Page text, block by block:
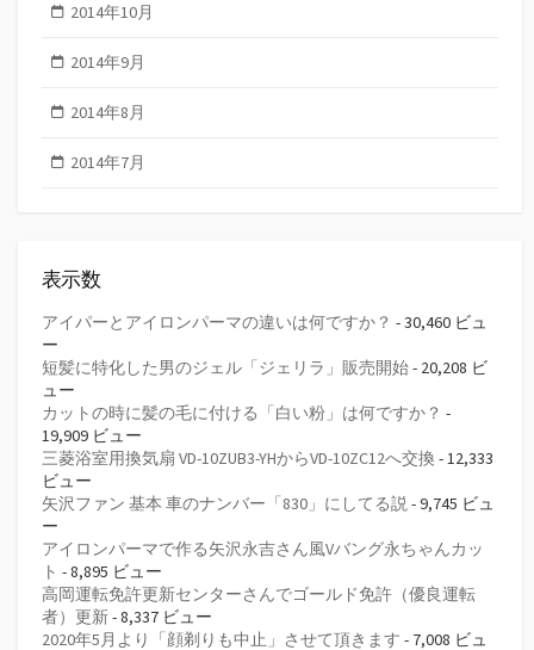
2014年10月
2014年9月
2014年8月
2014年7月
表示数
アイパーとアイロンパーマの違いは何ですか？ - 30,460 ビュ
ー
短髪に特化した男のジェル「ジェリラ」販売開始- 20,208 ビ
ュー
カットの時に髪の毛に付ける「白い粉」は何ですか？ -
19,909 ビュー
三菱浴室用換気扇 VD-10ZUB3-YHからVD-10ZC12へ交換 - 12,333
ビュー
矢沢ファン 基本 車のナンバー「830」にしてる説- 9,745 ビュ
ー
アイロンパーマで作る矢沢永吉さん風Vバング永ちゃんカッ
ト - 8,895 ビュー
高岡運転免許更新センターさんでゴールド免許（優良運転
者）更新- 8,337 ビュー
2020年5月より「顔剃りも中止」させて頂きます - 7,008 ビュ